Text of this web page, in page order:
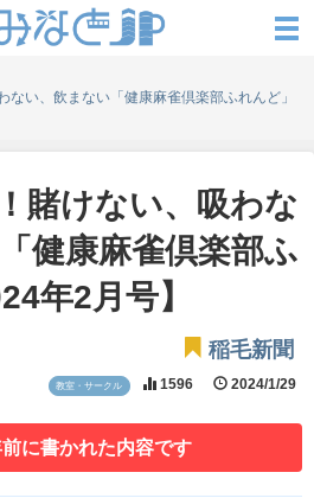
ない、飲まない「健康麻雀倶楽部ふれんど」
賭けない、吸わな
健康麻雀倶楽部ふ
年2月号】
稲毛新聞
教室・サークル 1596 2024/1/29
に書かれた内容です